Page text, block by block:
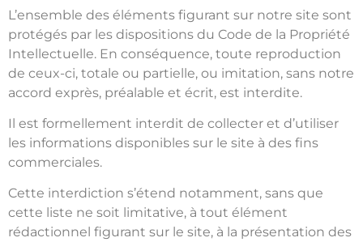
L’ensemble des éléments figurant sur notre site sont
protégés par les dispositions du Code de la Propriété
Intellectuelle. En conséquence, toute reproduction
de ceux-ci, totale ou partielle, ou imitation, sans notre
accord exprès, préalable et écrit, est interdite.
Il est formellement interdit de collecter et d’utiliser
les informations disponibles sur le site à des fins
commerciales.
Cette interdiction s’étend notamment, sans que
cette liste ne soit limitative, à tout élément
rédactionnel figurant sur le site, à la présentation des